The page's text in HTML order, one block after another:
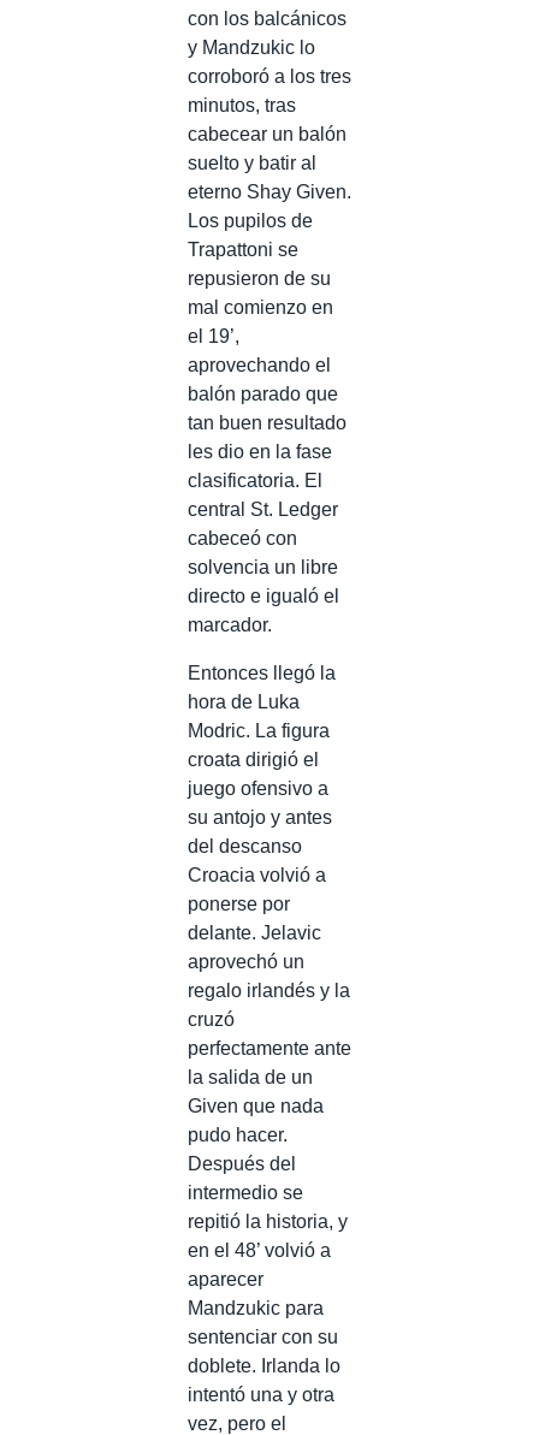
con los balcánicos
y Mandzukic lo
corroboró a los tres
minutos, tras
cabecear un balón
suelto y batir al
eterno Shay Given.
Los pupilos de
Trapattoni se
repusieron de su
mal comienzo en
el 19’,
aprovechando el
balón parado que
tan buen resultado
les dio en la fase
clasificatoria. El
central St. Ledger
cabeceó con
solvencia un libre
directo e igualó el
marcador.
Entonces llegó la
hora de Luka
Modric. La figura
croata dirigió el
juego ofensivo a
su antojo y antes
del descanso
Croacia volvió a
ponerse por
delante. Jelavic
aprovechó un
regalo irlandés y la
cruzó
perfectamente ante
la salida de un
Given que nada
pudo hacer.
Después del
intermedio se
repitió la historia, y
en el 48’ volvió a
aparecer
Mandzukic para
sentenciar con su
doblete. Irlanda lo
intentó una y otra
vez, pero el